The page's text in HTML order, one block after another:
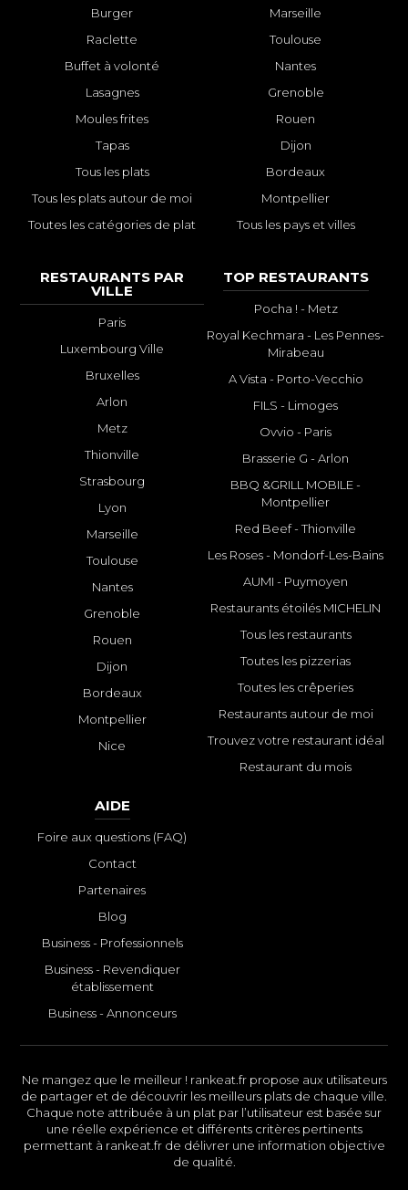
Burger
Raclette
Buffet à volonté
Lasagnes
Moules frites
Tapas
Tous les plats
Tous les plats autour de moi
Toutes les catégories de plat
Marseille
Toulouse
Nantes
Grenoble
Rouen
Dijon
Bordeaux
Montpellier
Tous les pays et villes
RESTAURANTS PAR
VILLE
Paris
Luxembourg Ville
Bruxelles
Arlon
Metz
Thionville
Strasbourg
Lyon
Marseille
Toulouse
Nantes
Grenoble
Rouen
Dijon
Bordeaux
Montpellier
Nice
TOP RESTAURANTS
Pocha ! - Metz
Royal Kechmara - Les Pennes-
Mirabeau
A Vista - Porto-Vecchio
FILS - Limoges
Ovvio - Paris
Brasserie G - Arlon
BBQ &GRILL MOBILE -
Montpellier
Red Beef - Thionville
Les Roses - Mondorf-Les-Bains
AUMI - Puymoyen
Restaurants étoilés MICHELIN
Tous les restaurants
Toutes les pizzerias
Toutes les crêperies
Restaurants autour de moi
Trouvez votre restaurant idéal
Restaurant du mois
AIDE
Foire aux questions (FAQ)
Contact
Partenaires
Blog
Business - Professionnels
Business - Revendiquer
établissement
Business - Annonceurs
Ne mangez que le meilleur ! rankeat.fr propose aux utilisateurs
de partager et de découvrir les meilleurs plats de chaque ville.
Chaque note attribuée à un plat par l’utilisateur est basée sur
une réelle expérience et différents critères pertinents
permettant à rankeat.fr de délivrer une information objective
de qualité.